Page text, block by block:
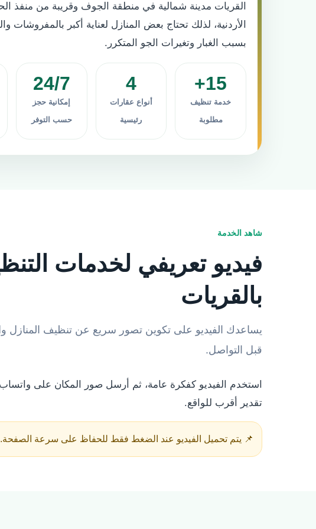
القريات مدينة شمالية في منطقة الجوف وقريبة من منفذ
الأردنية، لذلك تحتاج بعض المنازل لعناية أكبر بالمفروشات
بسبب الغبار وتغيرات الجو المتكرر.
15+
خدمة تنظيف
مطلوبة
4
أنواع عقارات
رئيسية
24/7
إمكانية حجز
حسب التوفر
شاهد الخدمة
فيديو تعريفي لخدمات
بالقريات
يساعدك الفيديو على تكوين تصور سريع عن تنظيف المنازل
قبل التواصل.
استخدم الفيديو كفكرة عامة، ثم أرسل صور المكان على
تقدير أقرب للواقع.
📌 يتم تحميل الفيديو عند الضغط فقط للحفاظ على سرعة الصفحة.